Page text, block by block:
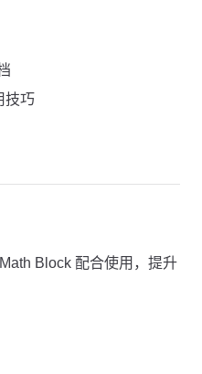
技巧
Block 配合使用，提升